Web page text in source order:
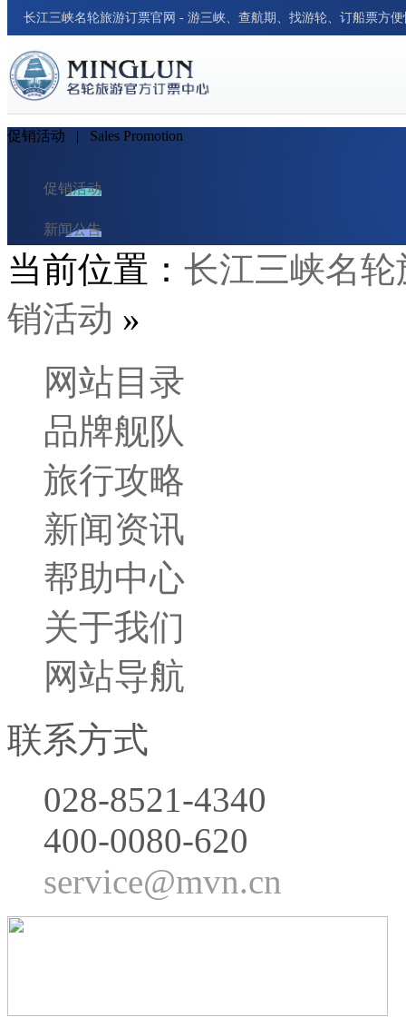
长江三峡名轮旅游订票官网 - 游三峡、查航期、找游轮、订船票方
促销活动 | Sales Promotion
促销活动
新闻公告
游轮资讯
周边新闻
当前位置： 长江三峡名
销活动 »
网站目录
品牌舰队
旅行攻略
新闻资讯
帮助中心
关于我们
网站导航
联系方式
028-8521-4340
400-0080-620
service@mvn.cn